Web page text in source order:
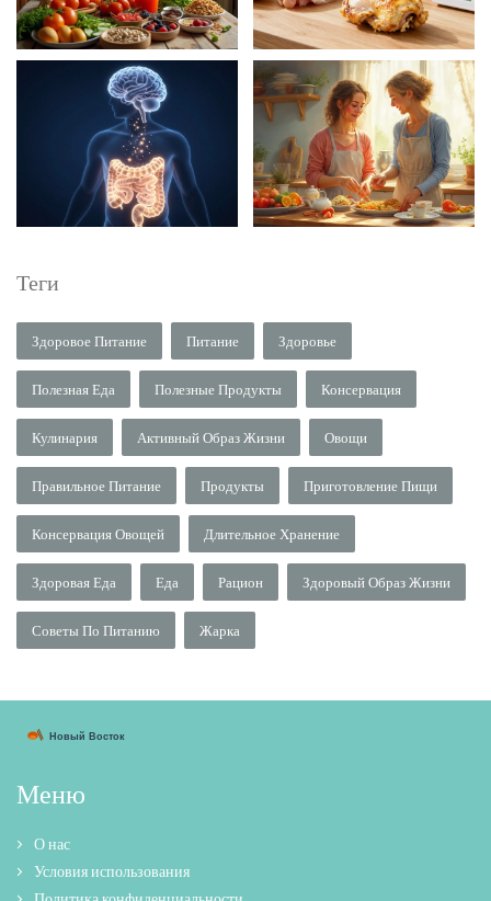
Теги
Здоровое Питание Питание Здоровье
Полезная Еда Полезные Продукты Консервация
Кулинария Активный Образ Жизни Овощи
Правильное Питание Продукты Приготовление Пищи
Консервация Овощей Длительное Хранение
Здоровая Еда Еда Рацион Здоровый Образ Жизни
Советы По Питанию Жарка
Меню
О нас
Условия использования